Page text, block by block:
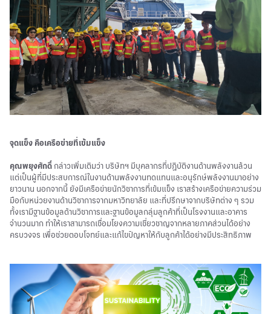
จุดแข็ง คือเครือข่ายที่เข้มแข็ง
คุณพยุงศักดิ์ กล่าวเพิ่มเติมว่า บริษัทฯ มีบุคลากรที่ปฏิบัติงานด้านพลังงานล้วน
แต่เป็นผู้ที่มีประสบการณ์ในงานด้านพลังงานทดแทนและอนุรักษ์พลังงานมาอย่าง
ยาวนาน นอกจากนี้ ยังมีเครือข่ายนักวิชาการที่เข้มแข็ง เราสร้างเครือข่ายความร่วม
มือกับหน่วยงานด้านวิชาการจากมหาวิทยาลัย และที่ปรึกษาจากบริษัทต่าง ๆ รวม
ทั้งเรามีฐานข้อมูลด้านวิชาการและฐานข้อมูลกลุ่มลูกค้าที่เป็นโรงงานและอาคาร
จำนวนมาก ทำให้เราสามารถเชื่อมโยงความเชี่ยวชาญจากหลายภาคส่วนได้อย่าง
ครบวงจร เพื่อช่วยตอบโจทย์และแก้ไขปัญหาให้กับลูกค้าได้อย่างมีประสิทธิภาพ